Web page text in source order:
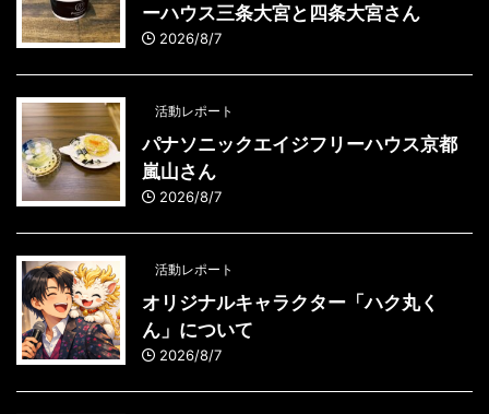
ーハウス三条大宮と四条大宮さん
2026/8/7
活動レポート
パナソニックエイジフリーハウス京都
嵐山さん
2026/8/7
活動レポート
オリジナルキャラクター「ハク丸く
ん」について
2026/8/7